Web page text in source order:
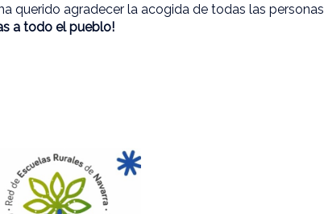
querido agradecer la acogida de todas las personas
a todo el pueblo!